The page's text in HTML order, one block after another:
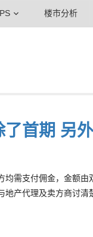
楼市分析
了首期 另
均需支付佣金，金额
产代理及卖方商讨